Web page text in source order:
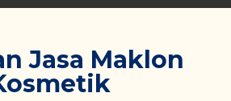
Jasa Maklon